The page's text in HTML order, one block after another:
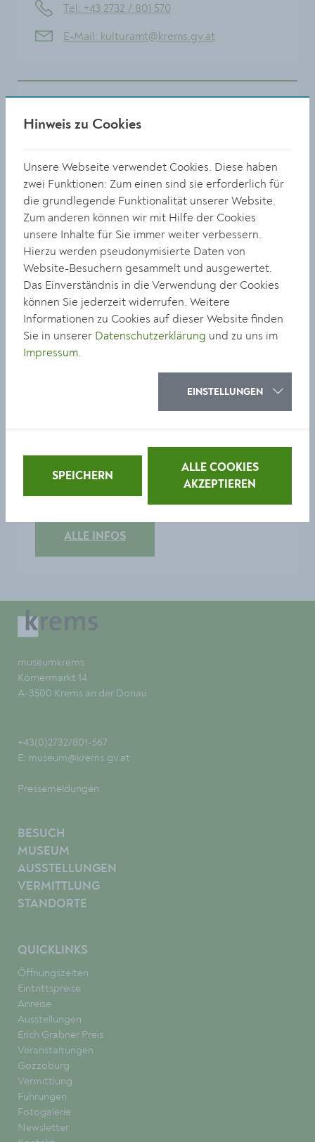
Tel: +43 2732 / 801 570
E-Mail: kulturamt@krems.gv.at
Instagram
Facebook
Pressemeldung
Newsletter abonnieren
Erhalte Einladungen zu Eröffnungen und
aktuellen Ausstellungen, sowie
Kurator:innenführungen und weiterem
Zurück zur Übersicht
ALLE INFOS
museumkrems
Körnermarkt 14
A-3500 Krems an der Donau
+43(0)2732/801-567
E: museum@krems.gv.at
Pressemeldungen
BESUCH
MUSEUM
AUSSTELLUNGEN
VERMITTLUNG
STANDORTE
QUICKLINKS
Öffnungszeiten
Eintrittspreise
Anreise
Ausstellungen
Erich Grabner Preis
Veranstaltungen
Gozzoburg
Vermittlung
Führungen
Fotogalerie
Newsletter
Hinweis zu Cookies
Unsere Webseite verwendet Cookies. Diese haben
zwei Funktionen: Zum einen sind sie erforderlich für
die grundlegende Funktionalität unserer Website.
Zum anderen können wir mit Hilfe der Cookies
unsere Inhalte für Sie immer weiter verbessern.
Hierzu werden pseudonymisierte Daten von
Website-Besuchern gesammelt und ausgewertet.
Das Einverständnis in die Verwendung der Cookies
können Sie jederzeit widerrufen. Weitere
Informationen zu Cookies auf dieser Website finden
Sie in unserer Datenschutzerklärung und zu uns im
Impressum.
EINSTELLUNGEN
SPEICHERN
ALLE COOKIES
AKZEPTIEREN